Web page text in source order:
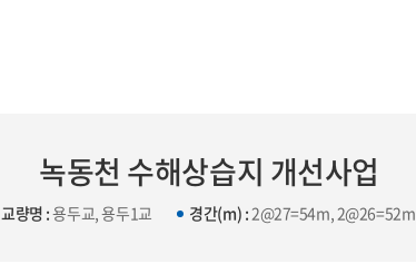
녹동천 수해상습지 개선사업
교량명 :용두교, 용두1교 경간(m) : 2@27=54m, 2@26=52m